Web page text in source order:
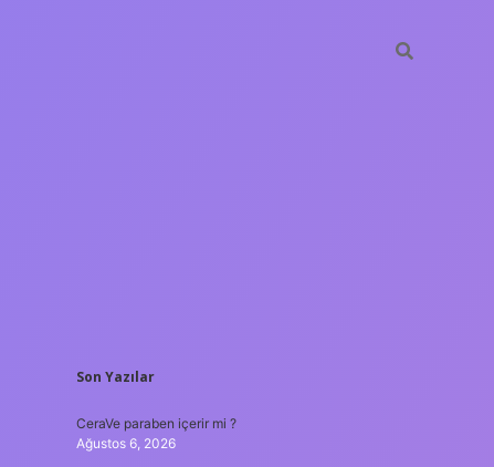
SIDEBAR
Son Yazılar
CeraVe paraben içerir mi ?
Ağustos 6, 2026